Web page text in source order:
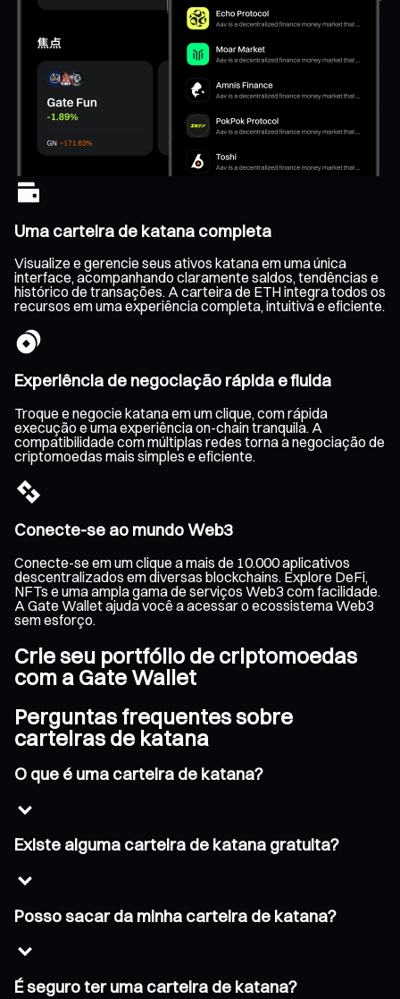
Uma carteira de katana completa
Visualize e gerencie seus ativos katana em uma única
interface, acompanhando claramente saldos, tendências e
histórico de transações. A carteira de ETH integra todos os
recursos em uma experiência completa, intuitiva e eficiente.
Experiência de negociação rápida e fluida
Troque e negocie katana em um clique, com rápida
execução e uma experiência on-chain tranquila. A
compatibilidade com múltiplas redes torna a negociação de
criptomoedas mais simples e eficiente.
Conecte-se ao mundo Web3
Conecte-se em um clique a mais de 10.000 aplicativos
descentralizados em diversas blockchains. Explore DeFi,
NFTs e uma ampla gama de serviços Web3 com facilidade.
A Gate Wallet ajuda você a acessar o ecossistema Web3
sem esforço.
Crie seu portfólio de criptomoedas
com a Gate Wallet
Perguntas frequentes sobre
carteiras de katana
O que é uma carteira de katana?
Existe alguma carteira de katana gratuita?
Posso sacar da minha carteira de katana?
É seguro ter uma carteira de katana?